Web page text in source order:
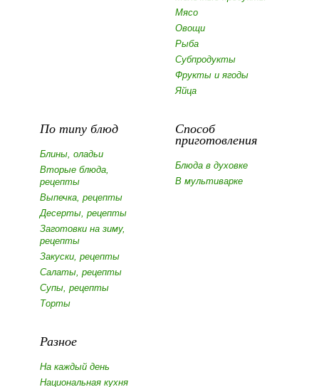
Мясо
Овощи
Рыба
Субпродукты
Фрукты и ягоды
Яйца
По типу блюд
Блины, оладьи
Вторые блюда,
рецепты
Выпечка, рецепты
Десерты, рецепты
Заготовки на зиму,
рецепты
Закуски, рецепты
Салаты, рецепты
Супы, рецепты
Торты
Способ
приготовления
Блюда в духовке
В мультиварке
Разное
На каждый день
Национальная кухня